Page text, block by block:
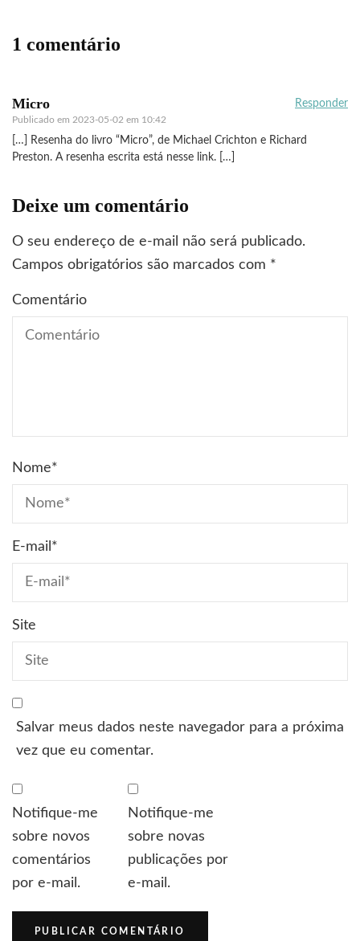
1 comentário
Micro
Publicado em 2023-05-02 em 10:42
Responder
[…] Resenha do livro “Micro”, de Michael Crichton e Richard
Preston. A resenha escrita está nesse link. […]
Deixe um comentário
O seu endereço de e-mail não será publicado.
Campos obrigatórios são marcados com *
Comentário
Nome*
E-mail *
Site
Salvar meus dados neste navegador para a próxima
vez que eu comentar.
Notifique-me
sobre novos
comentários
por e-mail.
Notifique-me
sobre novas
publicações por
e-mail.